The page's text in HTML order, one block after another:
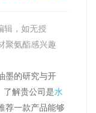
辑，如无授
聚氨酯感兴趣
墨的研究与开
了解贵公司是水
荐一款产品能够